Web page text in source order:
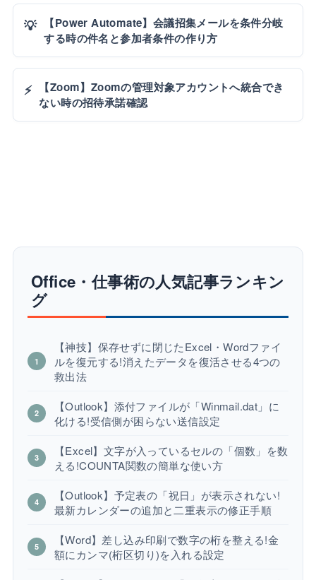
💡
【Power Automate】会議招集メールを条件分岐
する時の件名と参加者条件の作り方
⚡
【Zoom】Zoomの管理対象アカウントへ統合でき
ない時の招待承諾確認
Office・仕事術の人気記事ランキン
グ
【神技】保存せずに閉じたExcel・Wordファイ
ルを復元する!消えたデータを復活させる4つの
救出法
【Outlook】添付ファイルが「Winmail.dat」に
化ける!受信側が困らない送信設定
【Excel】文字が入っているセルの「個数」を数
える!COUNTA関数の簡単な使い方
【Outlook】予定表の「祝日」が表示されない!
最新カレンダーの追加と二重表示の修正手順
【Word】差し込み印刷で数字の桁を整える!金
額にカンマ(桁区切り)を入れる設定